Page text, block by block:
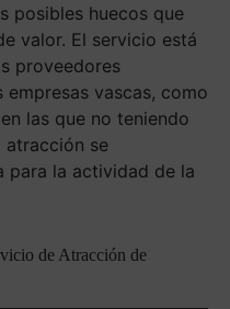
posibles huecos que
valor. El servicio está
proveedores
vascas, como
las que no teniendo
atracción se
para la actividad de la
de Atracción de